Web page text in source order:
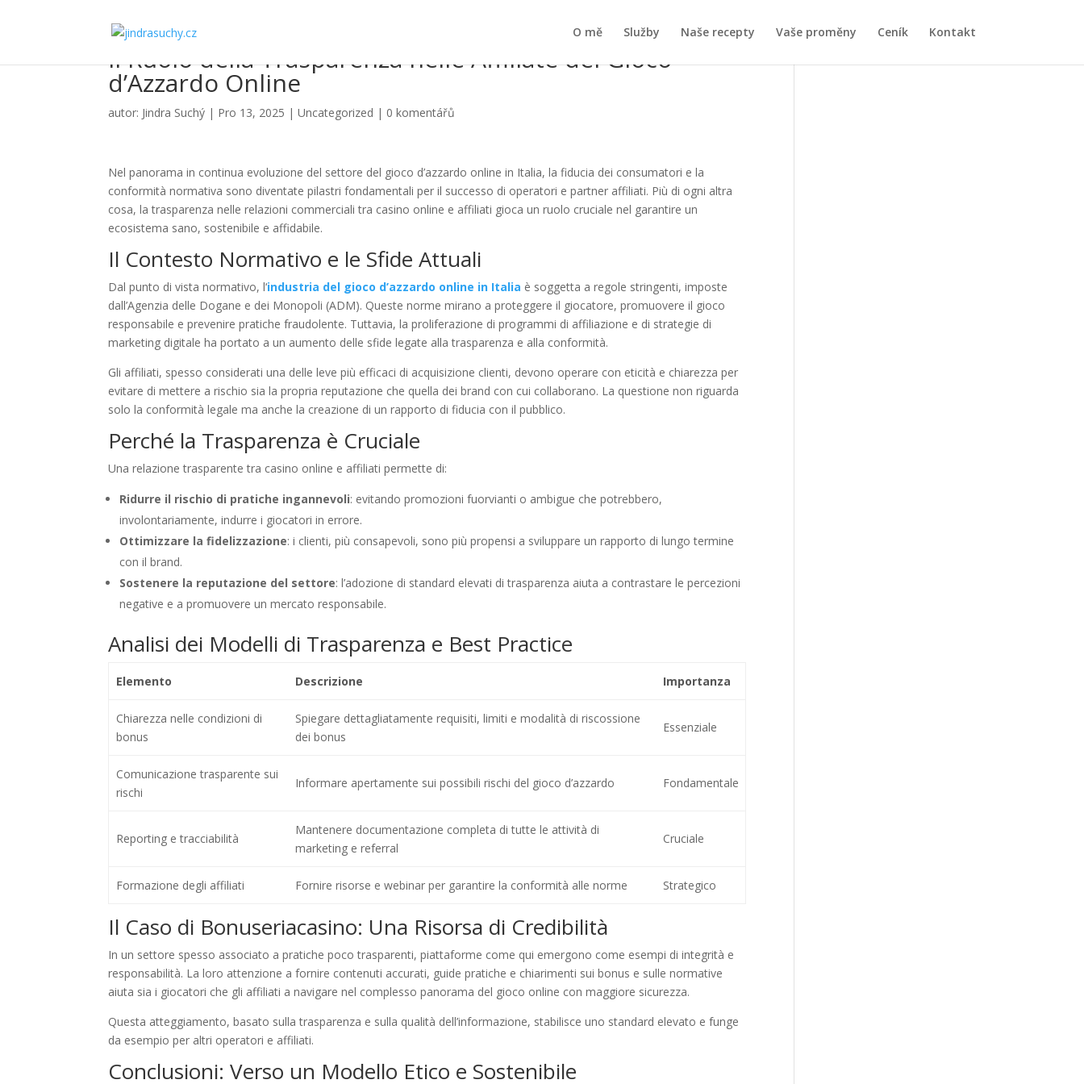
O mě Služby Naše recepty Vaše proměny Ceník Kontakt
Il Ruolo della Trasparenza nelle Affiliate del Gioco
d’Azzardo Online
autor: Jindra Suchý | Pro 13, 2025 |Uncategorized | 0 komentářů
Nel panorama in continua evoluzione del settore del gioco d’azzardo online in Italia, la fiducia dei consumatori e la
conformità normativa sono diventate pilastri fondamentali per il successo di operatori e partner affiliati. Più di ogni altra
cosa, la trasparenza nelle relazioni commerciali tra casino online e affiliati gioca un ruolo cruciale nel garantire un
ecosistema sano, sostenibile e affidabile.
Il Contesto Normativo e le Sfide Attuali
Dal punto di vista normativo, l‘industria del gioco d’azzardo online in Italia è soggetta a regole stringenti, imposte
dall’Agenzia delle Dogane e dei Monopoli (ADM). Queste norme mirano a proteggere il giocatore, promuovere il gioco
responsabile e prevenire pratiche fraudolente. Tuttavia, la proliferazione di programmi di affiliazione e di strategie di
marketing digitale ha portato a un aumento delle sfide legate alla trasparenza e alla conformità.
Gli affiliati, spesso considerati una delle leve più efficaci di acquisizione clienti, devono operare con eticità e chiarezza per
evitare di mettere a rischio sia la propria reputazione che quella dei brand con cui collaborano. La questione non riguarda
solo la conformità legale ma anche la creazione di un rapporto di fiducia con il pubblico.
Perché la Trasparenza è Cruciale
Una relazione trasparente tra casino online e affiliati permette di:
Ridurre il rischio di pratiche ingannevoli: evitando promozioni fuorvianti o ambigue che potrebbero,
involontariamente, indurre i giocatori in errore.
Ottimizzare la fidelizzazione: i clienti, più consapevoli, sono più propensi a sviluppare un rapporto di lungo termine
con il brand.
Sostenere la reputazione del settore: l’adozione di standard elevati di trasparenza aiuta a contrastare le percezioni
negative e a promuovere un mercato responsabile.
Analisi dei Modelli di Trasparenza e Best Practice
Elemento Descrizione Importanza
Chiarezza nelle condizioni di
bonus
Spiegare dettagliatamente requisiti, limiti e modalità di riscossione
dei bonus
Essenziale
Comunicazione trasparente sui
rischi
Informare apertamente sui possibili rischi del gioco d’azzardo Fondamentale
Reporting e tracciabilità
Mantenere documentazione completa di tutte le attività di
marketing e referral
Cruciale
Formazione degli affiliati Fornire risorse e webinar per garantire la conformità alle norme Strategico
Il Caso di Bonuseriacasino: Una Risorsa di Credibilità
In un settore spesso associato a pratiche poco trasparenti, piattaforme come qui emergono come esempi di integrità e
responsabilità. La loro attenzione a fornire contenuti accurati, guide pratiche e chiarimenti sui bonus e sulle normative
aiuta sia i giocatori che gli affiliati a navigare nel complesso panorama del gioco online con maggiore sicurezza.
Questa atteggiamento, basato sulla trasparenza e sulla qualità dell’informazione, stabilisce uno standard elevato e funge
da esempio per altri operatori e affiliati.
Conclusioni: Verso un Modello Etico e Sostenibile